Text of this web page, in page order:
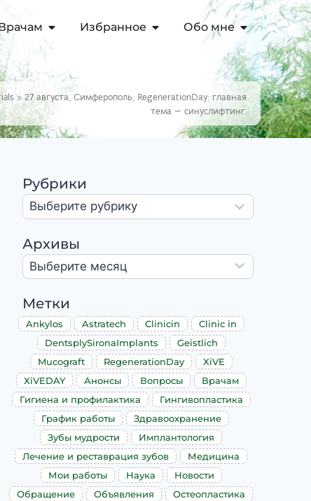
Избранное Обо мне
» 27 августа, Симферополь, RegenerationDay: главная
тема — синуслифтинг.
Рубрики
Архивы
Метки
Ankylos Astratech Clinicin
Clinic in
DentsplySironaImplants
Geistlich
Mucograft
RegenerationDay
XiVE
XiVEDAY
Анонсы Вопросы
Врачам
Гигиена и профилактика
Гингивопластика
График работы
Здравоохранение
Зубы мудрости
Имплантология
Лечение и реставрация зубов
Медицина
Мои работы
Наука
Новости
Обращение
Объявления
Остеопластика